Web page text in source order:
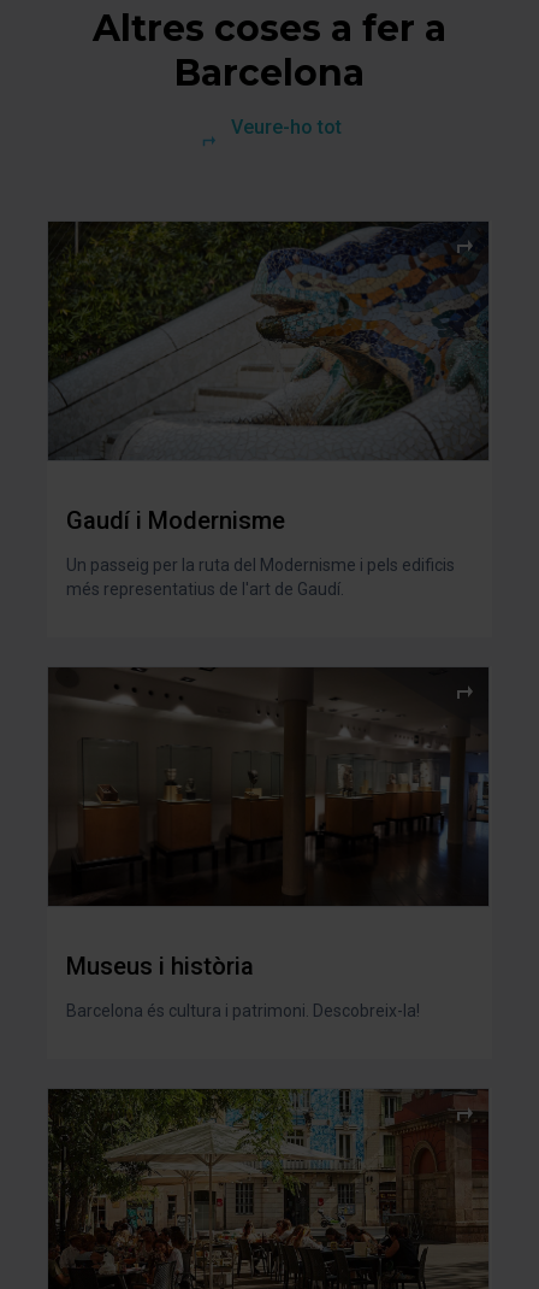
Altres coses a fer a
Barcelona
Veure-ho tot
Gaudí i Modernisme
Un passeig per la ruta del Modernisme i pels edificis
més representatius de l'art de Gaudí.
Museus i història
Barcelona és cultura i patrimoni. Descobreix-la!